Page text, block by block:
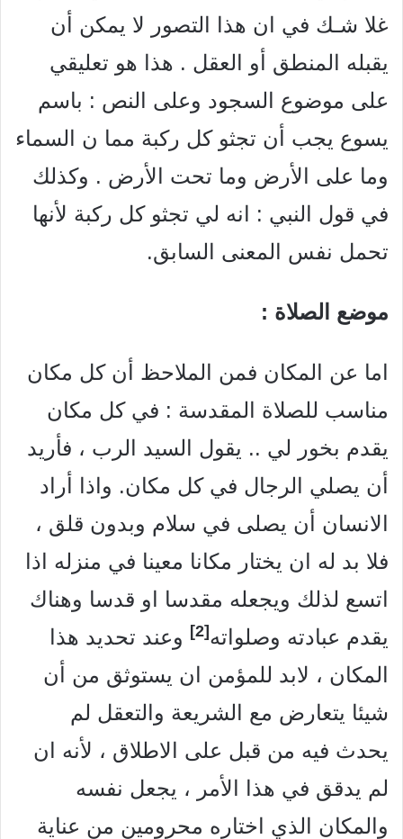
غلا شـك في ان هذا التصور لا يمكن أن
يقبله المنطق أو العقل . هذا هو تعليقي
على موضوع السجود وعلى النص : باسم
يسوع يجب أن تجثو كل ركبة مما ن السماء
وما على الأرض وما تحت الأرض . وكذلك
في قول النبي : انه لي تجثو كل ركبة لأنها
تحمل نفس المعنى السابق.
موضع الصلاة :
اما عن المكان فمن الملاحظ أن كل مكان
مناسب للصلاة المقدسة : في كل مكان
يقدم بخور لي .. يقول السيد الرب ، فأريد
أن يصلي الرجال في كل مكان. واذا أراد
الانسان أن يصلى في سلام وبدون قلق ،
فلا بد له ان يختار مكانا معينا في منزله اذا
اتسع لذلك ويجعله مقدسا او قدسا وهناك
يقدم عبادته وصلواته [2]
وعند تحديد هذا
المكان ، لابد للمؤمن ان يستوثق من أن
شيئا يتعارض مع الشريعة والتعقل لم
يحدث فيه من قبل على الاطلاق ، لأنه ان
لم يدقق في هذا الأمر ، يجعل نفسه
والمكان الذي اختاره محرومين من عناية